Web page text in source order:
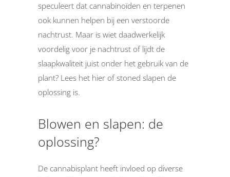
speculeert dat cannabinoïden en terpenen
ook kunnen helpen bij een verstoorde
nachtrust. Maar is wiet daadwerkelijk
voordelig voor je nachtrust of lijdt de
slaapkwaliteit juist onder het gebruik van de
plant? Lees het hier of stoned slapen de
oplossing is.
Blowen en slapen: de
oplossing?
De cannabisplant heeft invloed op diverse